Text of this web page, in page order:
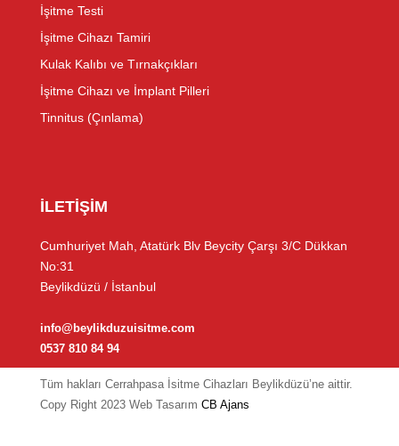
İşitme Testi
İşitme Cihazı Tamiri
Kulak Kalıbı ve Tırnakçıkları
İşitme Cihazı ve İmplant Pilleri
Tinnitus (Çınlama)
İLETİŞİM
Cumhuriyet Mah, Atatürk Blv Beycity Çarşı 3/C Dükkan
No:31
Beylikdüzü / İstanbul
info@beylikduzuisitme.com
0537 810 84 94
Tüm hakları Cerrahpasa İsitme Cihazları Beylikdüzü’ne aittir.
Copy Right 2023 Web Tasarım CB Ajans